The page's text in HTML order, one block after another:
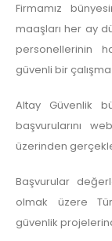
Firmamız
maaşları her ay
personellerinin
güvenli bir
Altay Güvenlik
başvurularını
üzerinden
Başvurular
olmak üzere
güvenlik